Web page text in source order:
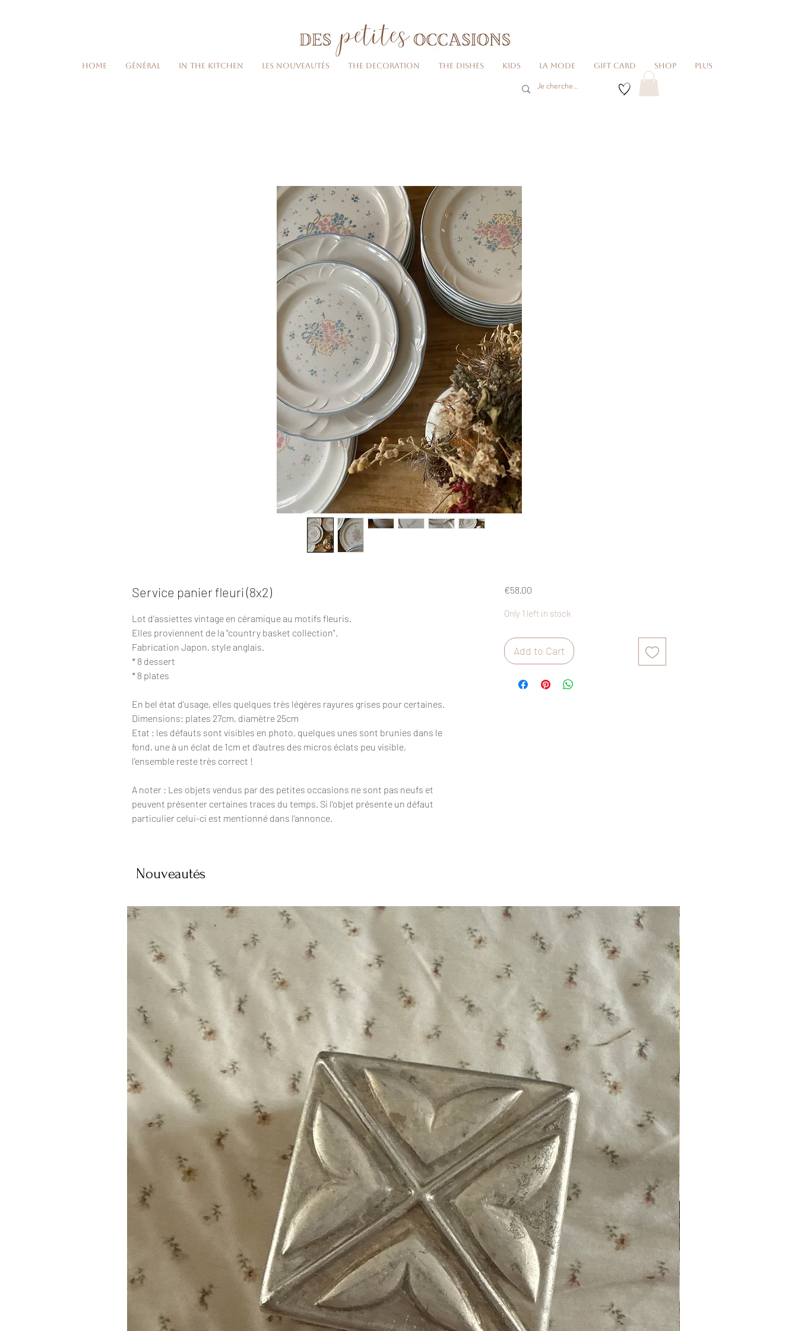
Home Général In the kitchen Les nouveautés The decoration The dishes Kids La Mode Gift card Shop Plus
Service panier fleuri (8x2)
Lot d'assiettes vintage en céramique au motifs fleuris.
Elles proviennent de la "country basket collection".
Fabrication Japon, style anglais.
* 8 dessert
* 8 plates
En bel état d'usage, elles quelques très légères rayures grises pour certaines.
Dimensions: plates 27cm, diamètre 25cm
Etat : les défauts sont visibles en photo, quelques unes sont brunies dans le
fond, une à un éclat de 1cm et d’autres des micros éclats peu visible,
l’ensemble reste très correct !
A noter : Les objets vendus par des petites occasions ne sont pas neufs et
peuvent présenter certaines traces du temps. Si l'objet présente un défaut
particulier celui-ci est mentionné dans l’annonce.
€58.00Price
Only 1 left in stock
Add to Cart
Nouveautés